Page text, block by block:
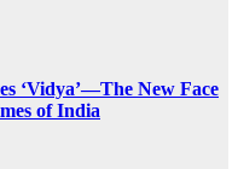
‘Vidya’—The New Face
of India